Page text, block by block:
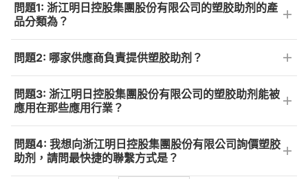
問題1: 浙江明日控股集團股份有限公司的塑胶助剂的產
品分類為？
問題2: 哪家供應商負責提供塑胶助剂？
問題3: 浙江明日控股集團股份有限公司的塑胶助剂能被
應用在那些應用行業？
問題4: 我想向浙江明日控股集團股份有限公司詢價塑胶
助剂，請問最快捷的聯繫方式是？